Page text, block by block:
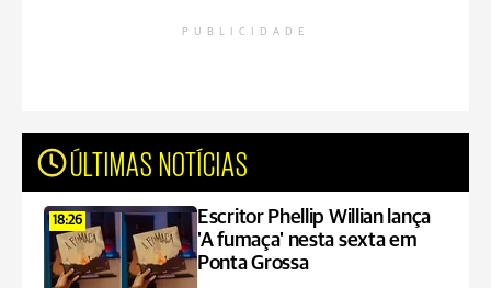
PUBLICIDADE
ÚLTIMAS NOTÍCIAS
18:26
Escritor Phellip Willian lança
'A fumaça' nesta sexta em
Ponta Grossa